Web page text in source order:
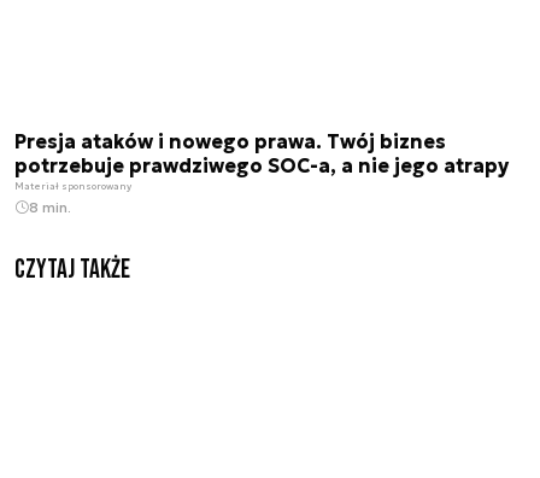
Presja ataków i nowego prawa. Twój biznes
potrzebuje prawdziwego SOC-a, a nie jego atrapy
Materiał sponsorowany
8 min.
Czytaj także